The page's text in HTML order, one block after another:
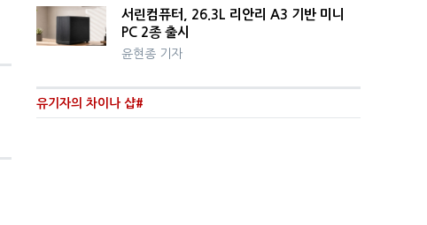
서린컴퓨터, 26.3L 리안리 A3 기반 미니
PC 2종 출시
윤현종 기자
유기자의 차이나 샵#